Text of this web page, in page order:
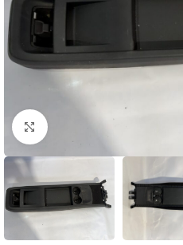
Натисніть, щоб